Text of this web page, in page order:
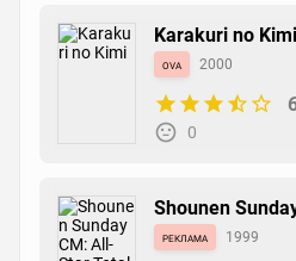
0
Yoru no Uta
манга
0
Karakuri no Kimi
ova 2000
0
Shounen
Appearance
реклама 1999